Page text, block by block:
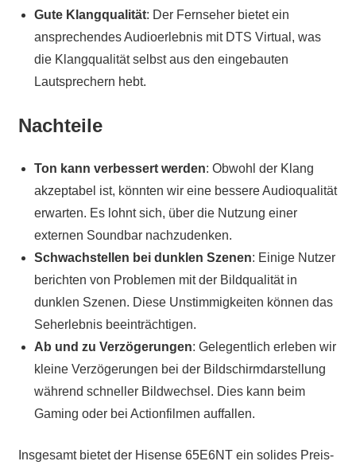
Gute Klangqualität: Der Fernseher bietet ein
ansprechendes Audioerlebnis mit DTS Virtual, was
die Klangqualität selbst aus den eingebauten
Lautsprechern hebt.
Nachteile
Ton kann verbessert werden: Obwohl der Klang
akzeptabel ist, könnten wir eine bessere Audioqualität
erwarten. Es lohnt sich, über die Nutzung einer
externen Soundbar nachzudenken.
Schwachstellen bei dunklen Szenen: Einige Nutzer
berichten von Problemen mit der Bildqualität in
dunklen Szenen. Diese Unstimmigkeiten können das
Seherlebnis beeinträchtigen.
Ab und zu Verzögerungen: Gelegentlich erleben wir
kleine Verzögerungen bei der Bildschirmdarstellung
während schneller Bildwechsel. Dies kann beim
Gaming oder bei Actionfilmen auffallen.
Insgesamt bietet der Hisense 65E6NT ein solides Preis-